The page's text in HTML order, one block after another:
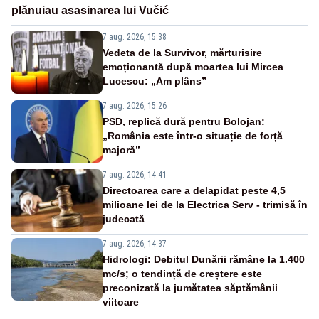
plănuiau asasinarea lui Vučić
7 aug. 2026, 15:38
Vedeta de la Survivor, mărturisire
emoționantă după moartea lui Mircea
Lucescu: „Am plâns”
7 aug. 2026, 15:26
PSD, replică dură pentru Bolojan:
„România este într-o situație de forță
majoră”
7 aug. 2026, 14:41
Directoarea care a delapidat peste 4,5
milioane lei de la Electrica Serv - trimisă în
judecată
7 aug. 2026, 14:37
Hidrologi: Debitul Dunării rămâne la 1.400
mc/s; o tendință de creștere este
preconizată la jumătatea săptămânii
viitoare